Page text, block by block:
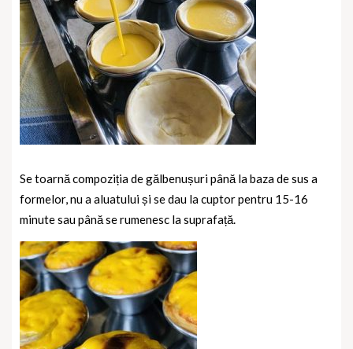
Se toarnă compoziția de gălbenușuri până la baza de sus a
formelor, nu a aluatului și se dau la cuptor pentru 15-16
minute sau până se rumenesc la suprafață.